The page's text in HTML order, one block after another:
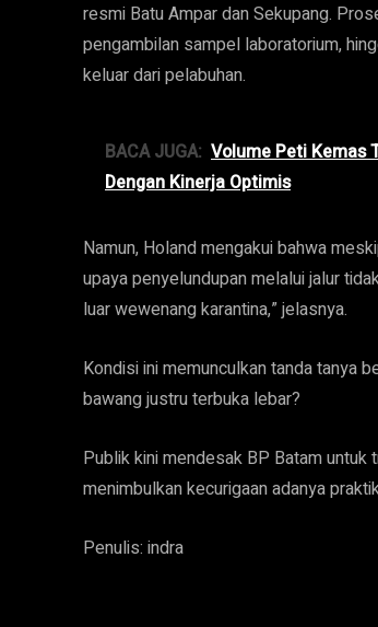
resmi Batu Ampar dan Sekupang.
pengambilan sampel laboratorium,
keluar dari pelabuhan.
BACA JUGA: Volume Peti Kemas
Dengan Kinerja Optimis
Namun, Holand mengakui bahwa
upaya penyelundupan melalui jalur
luar wewenang karantina,” jelasnya.
Kondisi ini memunculkan tanda tanya
bawang justru terbuka lebar?
Publik kini mendesak BP Batam untuk
menimbulkan kecurigaan adanya
Penulis: indra